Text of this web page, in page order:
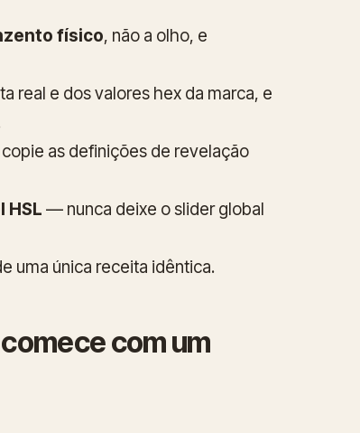
físico, não a olho, e
real e dos valores hex da marca, e
as definições de revelação
HSL — nunca deixe o slider global
uma única receita idêntica.
com um